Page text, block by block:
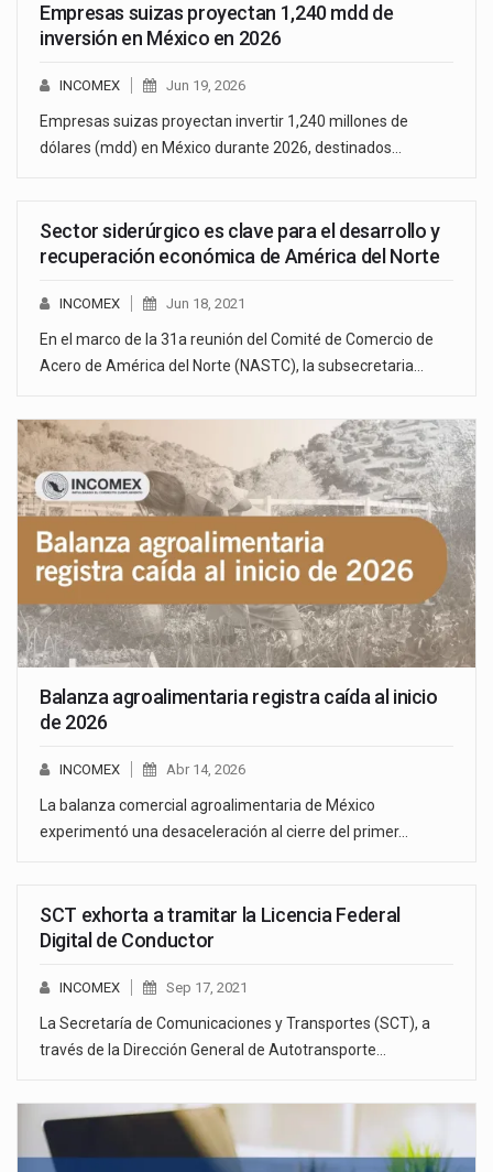
Empresas suizas proyectan 1,240 mdd de
inversión en México en 2026
INCOMEX Jun 19, 2026
Empresas suizas proyectan invertir 1,240 millones de
dólares (mdd) en México durante 2026, destinados…
Sector siderúrgico es clave para el desarrollo y
recuperación económica de América del Norte
INCOMEX Jun 18, 2021
En el marco de la 31a reunión del Comité de Comercio de
Acero de América del Norte (NASTC), la subsecretaria…
Balanza agroalimentaria registra caída al inicio
de 2026
INCOMEX Abr 14, 2026
La balanza comercial agroalimentaria de México
experimentó una desaceleración al cierre del primer…
SCT exhorta a tramitar la Licencia Federal
Digital de Conductor
INCOMEX Sep 17, 2021
La Secretaría de Comunicaciones y Transportes (SCT), a
través de la Dirección General de Autotransporte…